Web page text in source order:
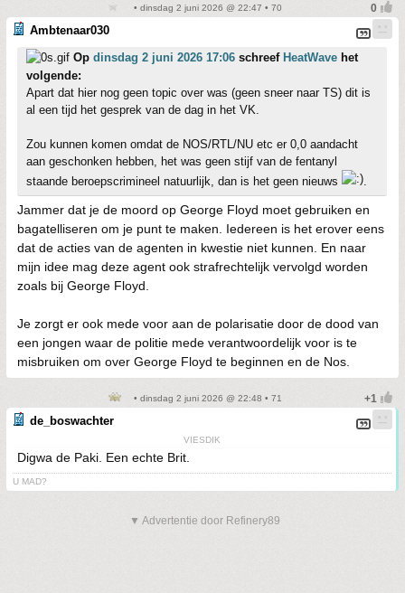
• dinsdag 2 juni 2026 @ 22:47 • 70
Ambtenaar030
Op dinsdag 2 juni 2026 17:06 schreef HeatWave het
volgende:
Apart dat hier nog geen topic over was (geen sneer naar TS) dit is
al een tijd het gesprek van de dag in het VK.
Zou kunnen komen omdat de NOS/RTL/NU etc er 0,0 aandacht
aan geschonken hebben, het was geen stijf van de fentanyl
staande beroepscrimineel natuurlijk, dan is het geen nieuws
.
Jammer dat je de moord op George Floyd moet gebruiken en
bagatelliseren om je punt te maken. Iedereen is het erover eens
dat de acties van de agenten in kwestie niet kunnen. En naar
mijn idee mag deze agent ook strafrechtelijk vervolgd worden
zoals bij George Floyd.
Je zorgt er ook mede voor aan de polarisatie door de dood van
een jongen waar de politie mede verantwoordelijk voor is te
misbruiken om over George Floyd te beginnen en de Nos.
• dinsdag 2 juni 2026 @ 22:48 • 71
de_boswachter
VIESDIK
Digwa de Paki. Een echte Brit.
U MAD?
▼ Advertentie door Refinery89